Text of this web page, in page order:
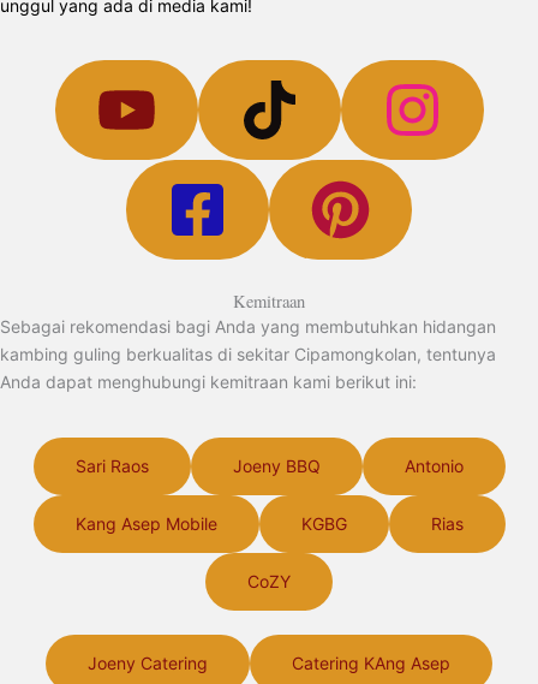
unggul yang ada di media kami!
Kemitraan
Sebagai rekomendasi bagi Anda yang membutuhkan hidangan
kambing guling berkualitas di sekitar Cipamongkolan, tentunya
Anda dapat menghubungi kemitraan kami berikut ini:
Sari Raos Joeny BBQ Antonio
Kang Asep Mobile KGBG Rias
CoZY
Joeny Catering Catering KAng Asep